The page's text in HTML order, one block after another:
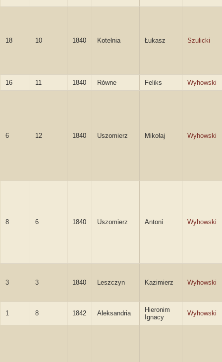
18 10 1840 Kotelnia Łukasz Szulicki
16 11 1840 Równe Feliks Wyhowski
6 12 1840 Uszomierz Mikołaj Wyhowski
8 6 1840 Uszomierz Antoni Wyhowski
3 3 1840 Leszczyn Kazimierz Wyhowski
1 8 1842 Aleksandria
Hieronim
Ignacy
Wyhowski